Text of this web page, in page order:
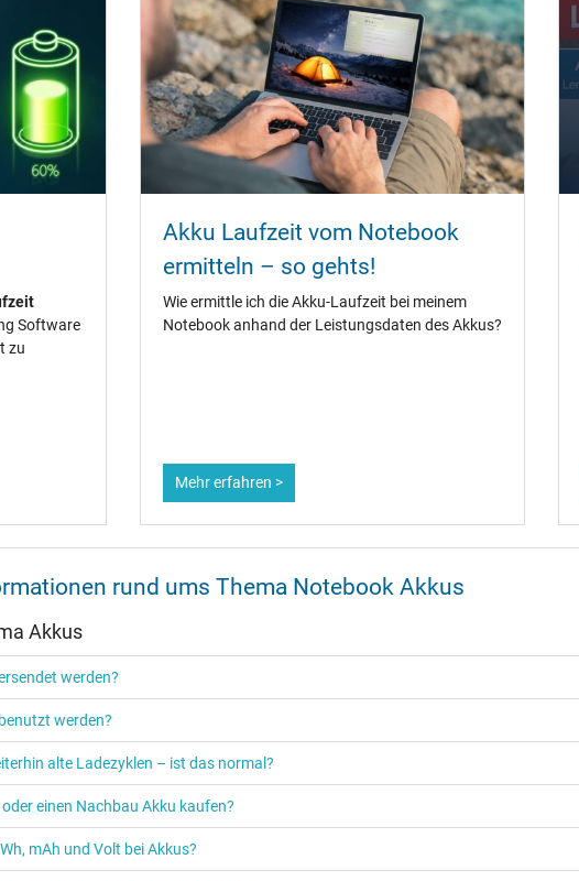
Software
zu
Akku Laufzeit vom Notebook
ermitteln – so gehts!
Wie ermittle ich die Akku-Laufzeit bei meinem
Notebook anhand der Leistungsdaten des Akkus?
Mehr erfahren >
rund ums Thema Notebook Akkus
Akkus
werden?
werden?
alte Ladezyklen – ist das normal?
einen Nachbau Akku kaufen?
mAh und Volt bei Akkus?